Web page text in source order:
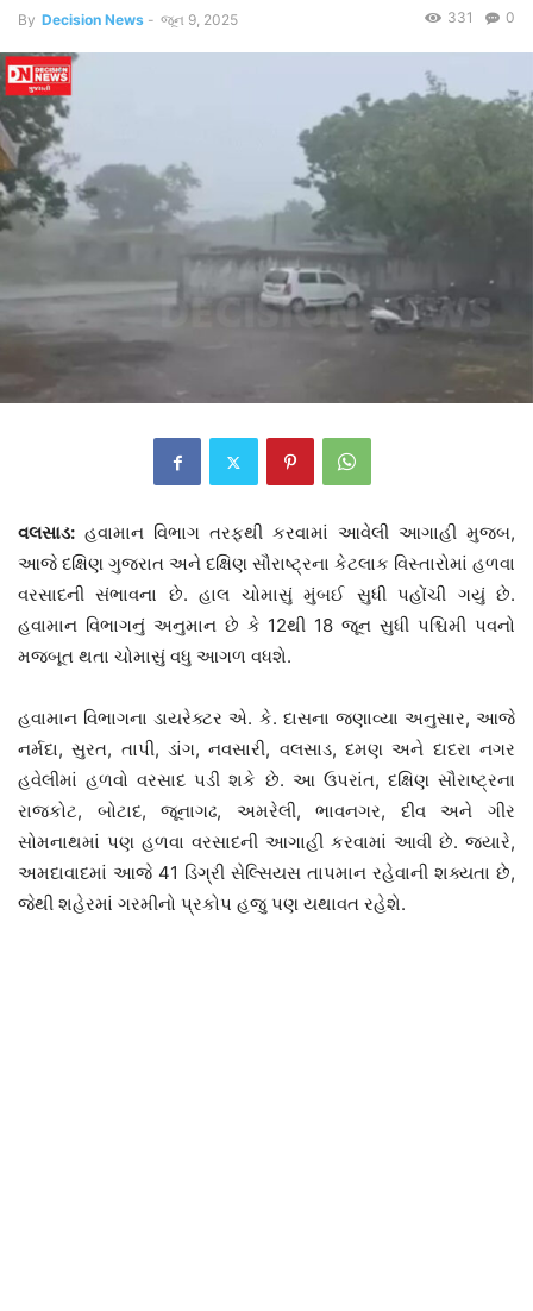
By Decision News - જૂન 9, 2025 0
331
વલસાડ: હવામાન વિભાગ તરફથી કરવામાં આવેલી આગાહી મુજબ,
આજે દક્ષિણ ગુજરાત અને દક્ષિણ સૌરાષ્ટ્રના કેટલાક વિસ્તારોમાં હળવા
વરસાદની સંભાવના છે. હાલ ચોમાસું મુંબઈ સુધી પહોંચી ગયું છે.
હવામાન વિભાગનું અનુમાન છે કે 12થી 18 જૂન સુધી પશ્ચિમી પવનો
મજબૂત થતા ચોમાસું વધુ આગળ વધશે.
હવામાન વિભાગના ડાયરેક્ટર એ. કે. દાસના જણાવ્યા અનુસાર, આજે
નર્મદા, સુરત, તાપી, ડાંગ, નવસારી, વલસાડ, દમણ અને દાદરા નગર
હવેલીમાં હળવો વરસાદ પડી શકે છે. આ ઉપરાંત, દક્ષિણ સૌરાષ્ટ્રના
રાજકોટ, બોટાદ, જૂનાગઢ, અમરેલી, ભાવનગર, દીવ અને ગીર
સોમનાથમાં પણ હળવા વરસાદની આગાહી કરવામાં આવી છે. જ્યારે,
અમદાવાદમાં આજે 41 ડિગ્રી સેલ્સિયસ તાપમાન રહેવાની શક્યતા છે,
જેથી શહેરમાં ગરમીનો પ્રકોપ હજુ પણ યથાવત રહેશે.